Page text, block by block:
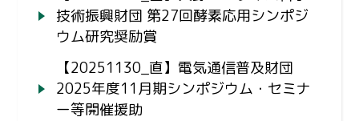
技術振興財団 第27回酵素応用シンポジ
ウム研究奨励賞
【20251130_直】電気通信普及財団
2025年度11月期シンポジウム・セミナ
ー等開催援助